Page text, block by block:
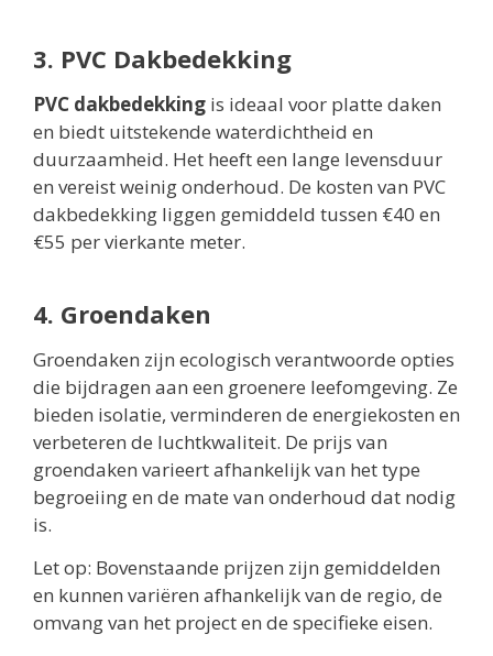
3. PVC Dakbedekking
PVC dakbedekking is ideaal voor platte daken
en biedt uitstekende waterdichtheid en
duurzaamheid. Het heeft een lange levensduur
en vereist weinig onderhoud. De kosten van PVC
dakbedekking liggen gemiddeld tussen €40 en
€55 per vierkante meter.
4. Groendaken
Groendaken zijn ecologisch verantwoorde opties
die bijdragen aan een groenere leefomgeving. Ze
bieden isolatie, verminderen de energiekosten en
verbeteren de luchtkwaliteit. De prijs van
groendaken varieert afhankelijk van het type
begroeiing en de mate van onderhoud dat nodig
is.
Let op: Bovenstaande prijzen zijn gemiddelden
en kunnen variëren afhankelijk van de regio, de
omvang van het project en de specifieke eisen.